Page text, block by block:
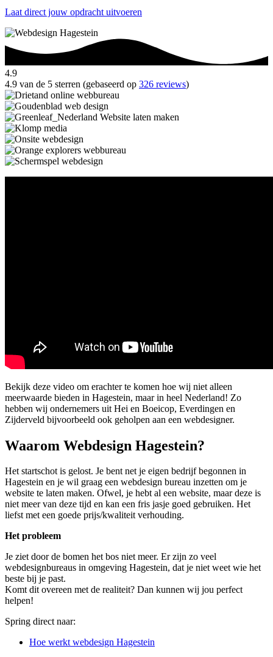
Laat direct jouw opdracht uitvoeren
4.9
4.9 van de 5 sterren (gebaseerd op 326 reviews)
Bekijk deze video om erachter te komen hoe wij niet alleen
meerwaarde bieden in Hagestein, maar in heel Nederland! Zo
hebben wij ondernemers uit Hei en Boeicop, Everdingen en
Zijderveld bijvoorbeeld ook geholpen aan een webdesigner.
Waarom Webdesign Hagestein?
Het startschot is gelost. Je bent net je eigen bedrijf begonnen in
Hagestein en je wil graag een webdesign bureau inzetten om je
website te laten maken. Ofwel, je hebt al een website, maar deze is
niet meer van deze tijd en kan een fris jasje goed gebruiken. Het
liefst met een goede prijs/kwaliteit verhouding.
Het probleem
Je ziet door de bomen het bos niet meer. Er zijn zo veel
webdesignbureaus in omgeving Hagestein, dat je niet weet wie het
beste bij je past.
Komt dit overeen met de realiteit? Dan kunnen wij jou perfect
helpen!
Spring direct naar:
Hoe werkt webdesign Hagestein